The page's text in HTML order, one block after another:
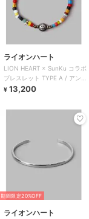
ライオンハート
LION HEART × SunKu コラボ
ブレスレット TYPE A / アンテ
ィークビーズ
¥ 13,200
期間限定20%OFF
ライオンハート